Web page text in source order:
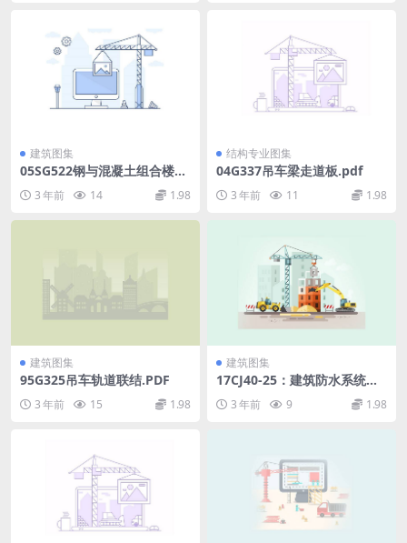
建筑图集
05SG522钢与混凝土组合楼
3 年前 14 1.98
结构专业图集
04G337吊车梁走道板.pdf
3 年前 11 1.98
建筑图集
95G325吊车轨道联结.PDF
3 年前 15 1.98
建筑图集
17CJ40-25：建筑防水系统建
3 年前 9 1.98